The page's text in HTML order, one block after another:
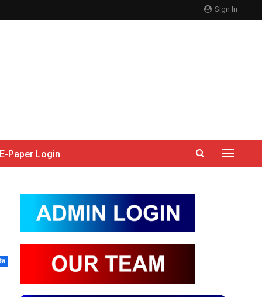
Sign In
E-Paper Login